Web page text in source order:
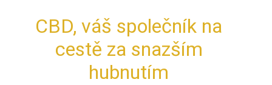
CBD, váš společník na
cestě za snazším
hubnutím